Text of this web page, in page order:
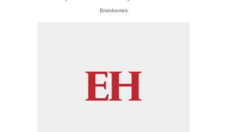
Brainberries